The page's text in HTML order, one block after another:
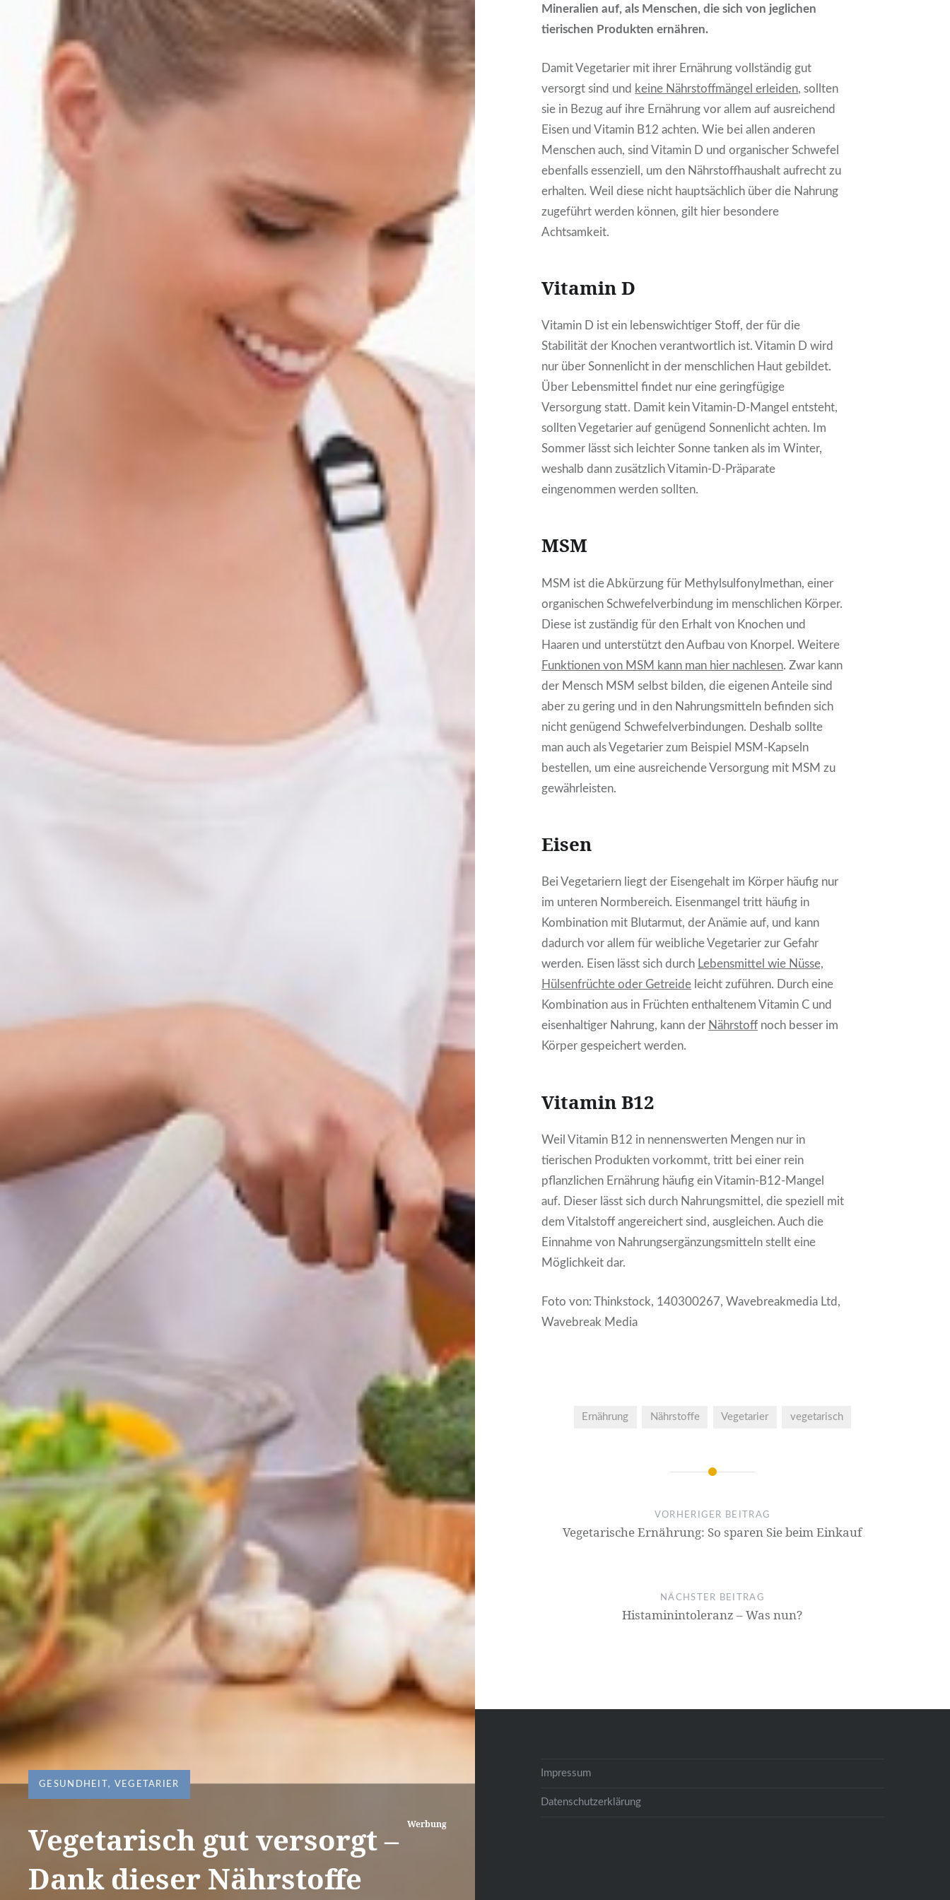
GESUNDHEIT , VEGETARIER
Vegetarisch gut versorgt –
Dank dieser Nährstoffe
Werbung
Mineralien auf, als Menschen, die sich von jeglichen
tierischen Produkten ernähren.
Damit Vegetarier mit ihrer Ernährung vollständig gut
versorgt sind und keine Nährstoffmängel erleiden, sollten
sie in Bezug auf ihre Ernährung vor allem auf ausreichend
Eisen und Vitamin B12 achten. Wie bei allen anderen
Menschen auch, sind Vitamin D und organischer Schwefel
ebenfalls essenziell, um den Nährstoffhaushalt aufrecht zu
erhalten. Weil diese nicht hauptsächlich über die Nahrung
zugeführt werden können, gilt hier besondere
Achtsamkeit.
Vitamin D
Vitamin D ist ein lebenswichtiger Stoff, der für die
Stabilität der Knochen verantwortlich ist. Vitamin D wird
nur über Sonnenlicht in der menschlichen Haut gebildet.
Über Lebensmittel findet nur eine geringfügige
Versorgung statt. Damit kein Vitamin-D-Mangel entsteht,
sollten Vegetarier auf genügend Sonnenlicht achten. Im
Sommer lässt sich leichter Sonne tanken als im Winter,
weshalb dann zusätzlich Vitamin-D-Präparate
eingenommen werden sollten.
MSM
MSM ist die Abkürzung für Methylsulfonylmethan, einer
organischen Schwefelverbindung im menschlichen Körper.
Diese ist zuständig für den Erhalt von Knochen und
Haaren und unterstützt den Aufbau von Knorpel. Weitere
Funktionen von MSM kann man hier nachlesen. Zwar kann
der Mensch MSM selbst bilden, die eigenen Anteile sind
aber zu gering und in den Nahrungsmitteln befinden sich
nicht genügend Schwefelverbindungen. Deshalb sollte
man auch als Vegetarier zum Beispiel MSM-Kapseln
bestellen, um eine ausreichende Versorgung mit MSM zu
gewährleisten.
Eisen
Bei Vegetariern liegt der Eisengehalt im Körper häufig nur
im unteren Normbereich. Eisenmangel tritt häufig in
Kombination mit Blutarmut, der Anämie auf, und kann
dadurch vor allem für weibliche Vegetarier zur Gefahr
werden. Eisen lässt sich durch Lebensmittel wie Nüsse,
Hülsenfrüchte oder Getreide leicht zuführen. Durch eine
Kombination aus in Früchten enthaltenem Vitamin C und
eisenhaltiger Nahrung, kann der Nährstoff noch besser im
Körper gespeichert werden.
Vitamin B12
Weil Vitamin B12 in nennenswerten Mengen nur in
tierischen Produkten vorkommt, tritt bei einer rein
pflanzlichen Ernährung häufig ein Vitamin-B12-Mangel
auf. Dieser lässt sich durch Nahrungsmittel, die speziell mit
dem Vitalstoff angereichert sind, ausgleichen. Auch die
Einnahme von Nahrungsergänzungsmitteln stellt eine
Möglichkeit dar.
Foto von: Thinkstock, 140300267, Wavebreakmedia Ltd,
Wavebreak Media
Ernährung Nährstoffe Vegetarier vegetarisch
Beitrags-
Navigation
VORHERIGER BEITRAG
Vegetarische Ernährung: So sparen Sie beim Einkauf
NÄCHSTER BEITRAG
Histaminintoleranz – Was nun?
Impressum
Datenschutzerklärung